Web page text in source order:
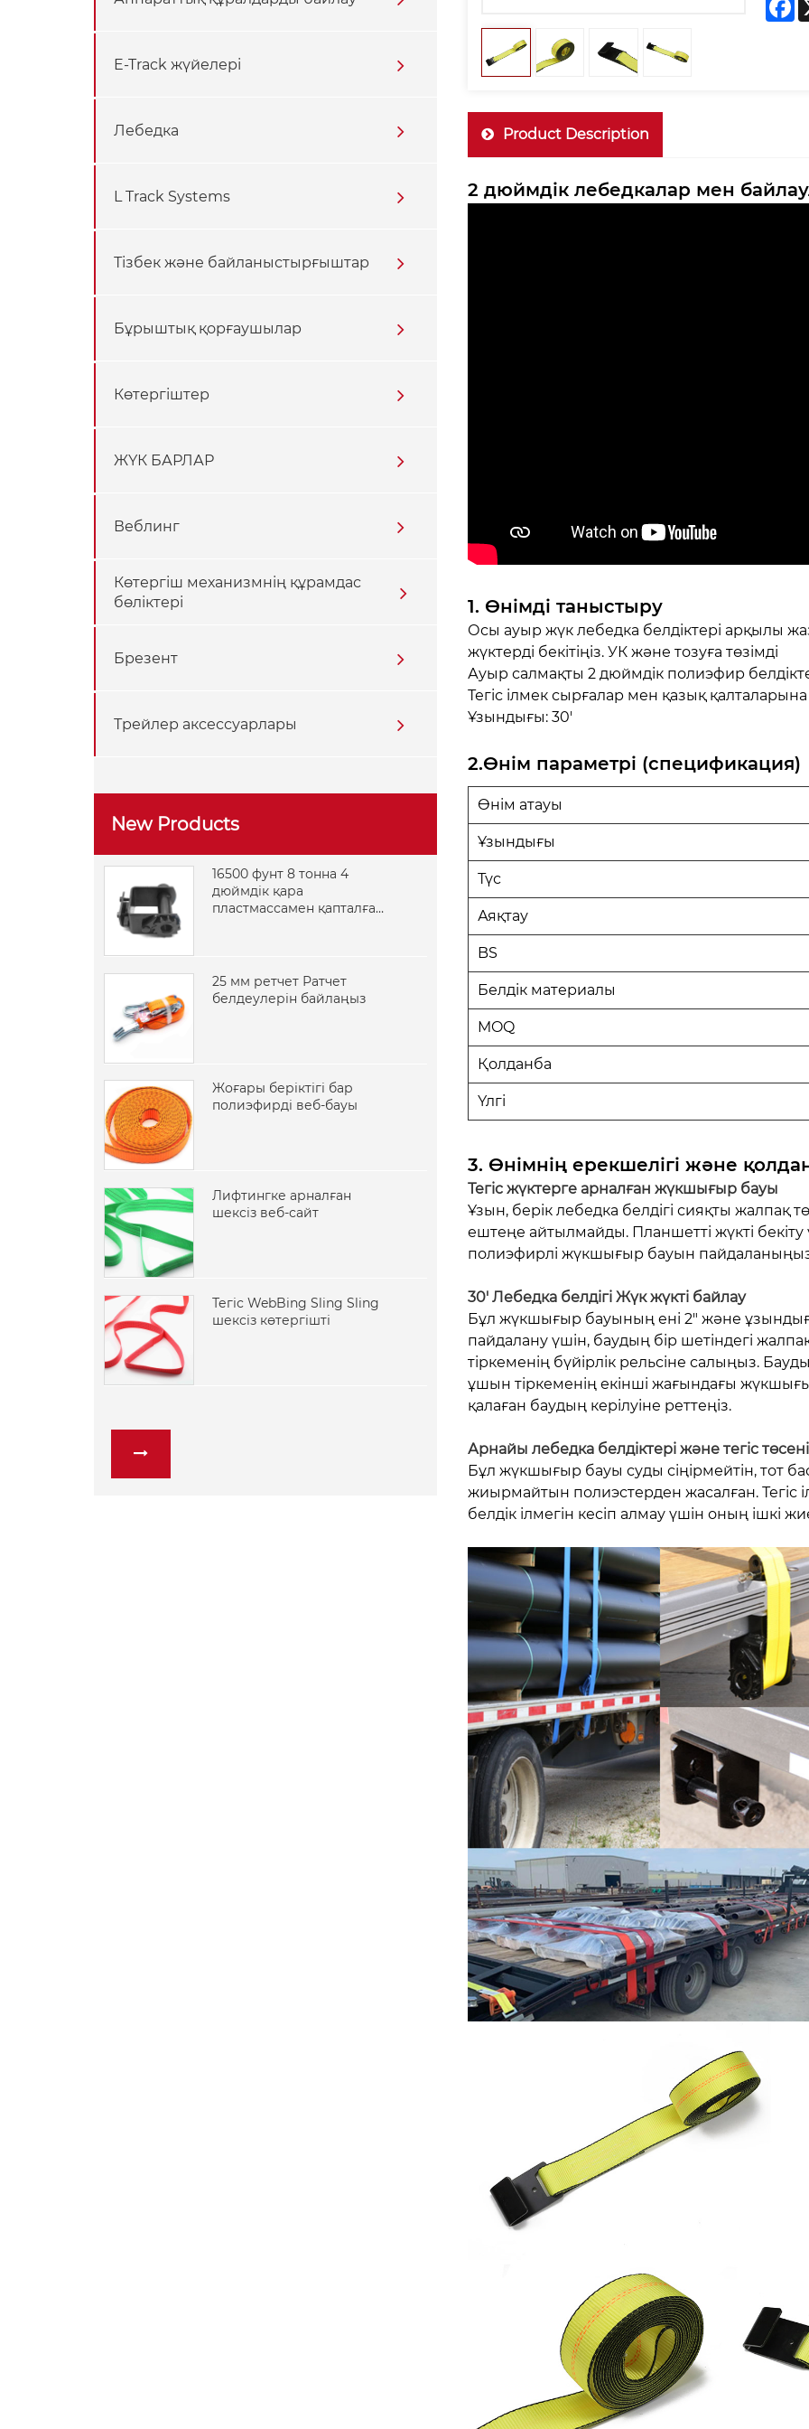
E-Track жүйелері
Лебедка
L Track Systems
Тізбек және байланыстырғыштар
Бұрыштық қорғаушылар
Көтергіштер
ЖҮК БАРЛАР
Веблинг
Көтергіш механизмнің құрамдас
бөліктері
Брезент
Трейлер аксессуарлары
New Products
16500 фунт 8 тонна 4
дюймдік қара
пластмассамен қапталған
25 мм ретчет Ратчет
белдеулерін байлаңыз
Жоғары беріктігі бар
полиэфирді веб-бауы
Лифтингке арналған
шексіз веб-сайт
Тегіс WebBing Sling Sling
шексіз көтергішті
Product Description
2 дюймдік лебедкалар мен
1. Өнімді таныстыру
Осы ауыр жүк лебедка белдіктері арқылы
жүктерді бекітіңіз. УК және тозуға төзімді
Ауыр салмақты 2 дюймдік полиэфир
Тегіс ілмек сырғалар мен қазық қалталарына
Ұзындығы: 30'
2.Өнім параметрі (спецификация)
Өнім атауы
Ұзындығы
Түс
Аяқтау
BS
Белдік материалы
MOQ
Қолданба
Үлгі
3. Өнімнің ерекшелігі және
Тегіс жүктерге арналған жүкшығыр бауы
Ұзын, берік лебедка белдігі сияқты жалпақ
ештеңе айтылмайды. Планшетті жүкті бекіту
полиэфирлі жүкшығыр бауын
30' Лебедка белдігі Жүк жүкті байлау
Бұл жүкшығыр бауының ені 2" және
пайдалану үшін, баудың бір шетіндегі
тіркеменің бүйірлік рельсіне салыңыз.
ұшын тіркеменің екінші жағындағы
қалаған баудың керілуіне реттеңіз.
Арнайы лебедка белдіктері және тегіс
Бұл жүкшығыр бауы суды сіңірмейтін, тот
жиырмайтын полиэстерден жасалған. Тегіс
белдік ілмегін кесіп алмау үшін оның ішкі